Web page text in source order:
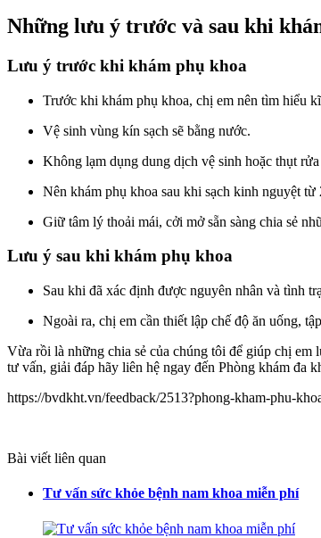
Những lưu ý trước và sau khi
Lưu ý trước khi khám phụ khoa
Trước khi khám phụ khoa, chị em nên tìm hiểu
Vệ sinh vùng kín sạch sẽ bằng nước.
Không lạm dụng dung dịch vệ sinh hoặc thụt
Nên khám phụ khoa sau khi sạch kinh nguyệt từ
Giữ tâm lý thoải mái, cởi mở sẵn sàng chia sẻ
Lưu ý sau khi khám phụ khoa
Sau khi đã xác định được nguyên nhân và tình
Ngoài ra, chị em cần thiết lập chế độ ăn uống,
Vừa rồi là những chia sẻ của chúng tôi để giúp chị em
tư vấn, giải đáp hãy liên hệ ngay đến Phòng khám đa
https://bvdkht.vn/feedback/2513?phong-kham-phu-
Bài viết liên quan
Tư vấn sức khỏe bệnh nam khoa miễn phí